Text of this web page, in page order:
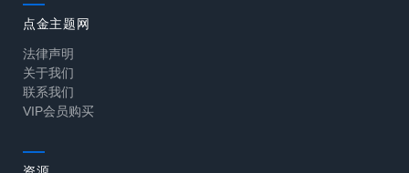
点金主题网
法律声明
关于我们
联系我们
VIP会员购买